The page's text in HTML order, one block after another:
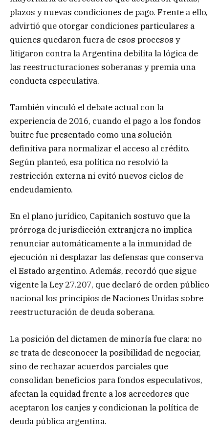
plazos y nuevas condiciones de pago. Frente a ello,
advirtió que otorgar condiciones particulares a
quienes quedaron fuera de esos procesos y
litigaron contra la Argentina debilita la lógica de
las reestructuraciones soberanas y premia una
conducta especulativa.
También vinculó el debate actual con la
experiencia de 2016, cuando el pago a los fondos
buitre fue presentado como una solución
definitiva para normalizar el acceso al crédito.
Según planteó, esa política no resolvió la
restricción externa ni evitó nuevos ciclos de
endeudamiento.
En el plano jurídico, Capitanich sostuvo que la
prórroga de jurisdicción extranjera no implica
renunciar automáticamente a la inmunidad de
ejecución ni desplazar las defensas que conserva
el Estado argentino. Además, recordó que sigue
vigente la Ley 27.207, que declaró de orden público
nacional los principios de Naciones Unidas sobre
reestructuración de deuda soberana.
La posición del dictamen de minoría fue clara: no
se trata de desconocer la posibilidad de negociar,
sino de rechazar acuerdos parciales que
consolidan beneficios para fondos especulativos,
afectan la equidad frente a los acreedores que
aceptaron los canjes y condicionan la política de
deuda pública argentina.